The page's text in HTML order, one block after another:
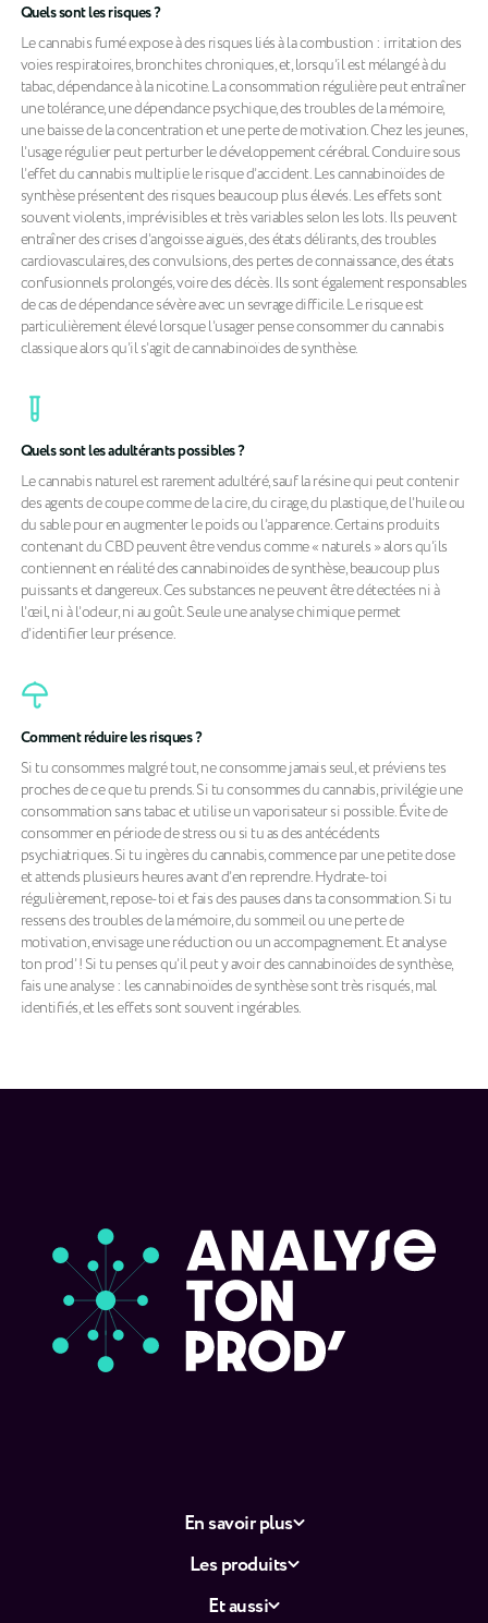
Quels sont les risques ?
Le cannabis fumé expose à des risques liés à la combustion : irritation des
voies respiratoires, bronchites chroniques, et, lorsqu’il est mélangé à du
tabac, dépendance à la nicotine. La consommation régulière peut entraîner
une tolérance, une dépendance psychique, des troubles de la mémoire,
une baisse de la concentration et une perte de motivation. Chez les jeunes,
l’usage régulier peut perturber le développement cérébral. Conduire sous
l’effet du cannabis multiplie le risque d’accident. Les cannabinoïdes de
synthèse présentent des risques beaucoup plus élevés. Les effets sont
souvent violents, imprévisibles et très variables selon les lots. Ils peuvent
entraîner des crises d’angoisse aiguës, des états délirants, des troubles
cardiovasculaires, des convulsions, des pertes de connaissance, des états
confusionnels prolongés, voire des décès. Ils sont également responsables
de cas de dépendance sévère avec un sevrage difficile. Le risque est
particulièrement élevé lorsque l’usager pense consommer du cannabis
classique alors qu’il s’agit de cannabinoïdes de synthèse.
Quels sont les adultérants possibles ?
Le cannabis naturel est rarement adultéré, sauf la résine qui peut contenir
des agents de coupe comme de la cire, du cirage, du plastique, de l’huile ou
du sable pour en augmenter le poids ou l’apparence. Certains produits
contenant du CBD peuvent être vendus comme « naturels » alors qu’ils
contiennent en réalité des cannabinoïdes de synthèse, beaucoup plus
puissants et dangereux. Ces substances ne peuvent être détectées ni à
l’œil, ni à l’odeur, ni au goût. Seule une analyse chimique permet
d’identifier leur présence.
Comment réduire les risques ?
Si tu consommes malgré tout, ne consomme jamais seul, et préviens tes
proches de ce que tu prends. Si tu consommes du cannabis, privilégie une
consommation sans tabac et utilise un vaporisateur si possible. Évite de
consommer en période de stress ou si tu as des antécédents
psychiatriques. Si tu ingères du cannabis, commence par une petite dose
et attends plusieurs heures avant d’en reprendre. Hydrate-toi
régulièrement, repose-toi et fais des pauses dans ta consommation. Si tu
ressens des troubles de la mémoire, du sommeil ou une perte de
motivation, envisage une réduction ou un accompagnement. Et analyse
ton prod’ ! Si tu penses qu’il peut y avoir des cannabinoïdes de synthèse,
fais une analyse : les cannabinoïdes de synthèse sont très risqués, mal
identifiés, et les effets sont souvent ingérables.
En savoir plus
Les produits
Et aussi